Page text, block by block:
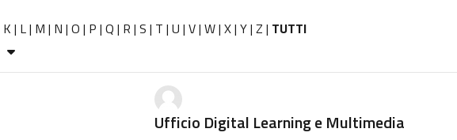
K | L| M | N | O | P | Q | R | S | T | U | V| W| X| Y| Z | TUTTI
Ufficio Digital Learning e Multimedia